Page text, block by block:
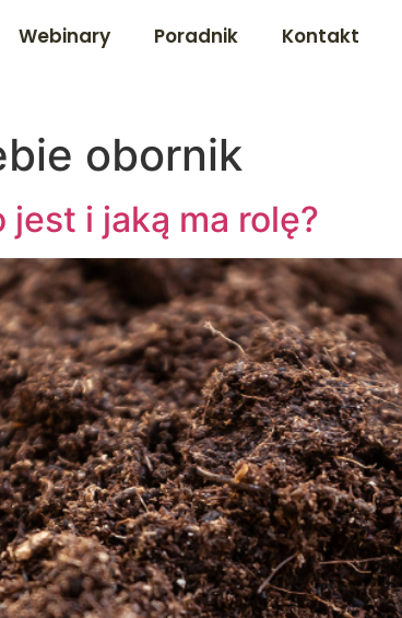
Webinary Poradnik Kontakt
obornik
i jaką ma rolę?